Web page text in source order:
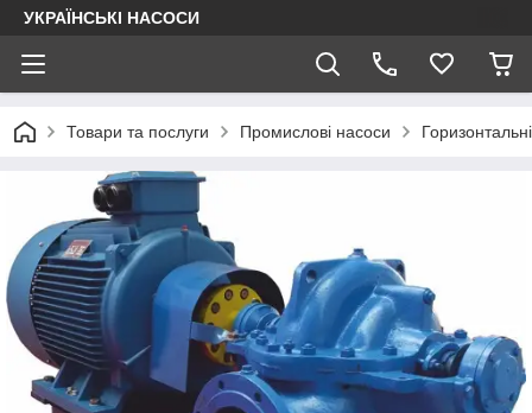
УКРАЇНСЬКІ НАСОСИ
Товари та послуги Промислові насоси